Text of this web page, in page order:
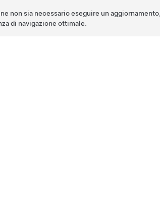
non sia necessario eseguire un
di navigazione ottimale.